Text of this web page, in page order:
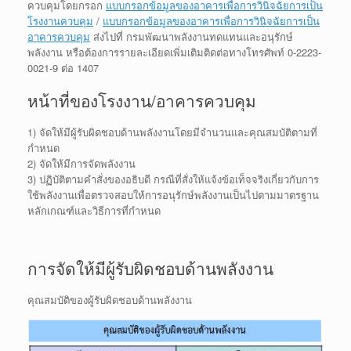
ควบคุมโดยกรอก แบบกรอกข้อมูลของอาคารเพื่อการวินิจฉัยการเป็น
โรงงานควบคุม / แบบกรอกข้อมูลของอาคารเพื่อการวินิจฉัยการเป็น
อาคารควบคุม ส่งไปที่ กรมพัฒนาพลังงานทดแทนและอนุรักษ์
พลังงาน หรือต้องการรายละเอียดเพิ่มเติมติดต่อทางโทรศัพท์ 0-2223-
0021-9 ต่อ 1407
หน้าที่ของโรงงาน/อาคารควบคุม
1) จัดให้มีผู้รับผิดชอบด้านพลังงานโดยมีจำนวนและคุณสมบัติตามที่
กำหนด
2) จัดให้มีการจัดพลังงาน
3) ปฏิบัติตามคำสั่งของอธิบดี กรณีที่สั่งให้แจ้งข้อเท็จจริงเกี่ยวกับการ
ใช้พลังงานเพื่อตรวจสอบให้การอนุรักษ์พลังงานเป็นไปตามมาตรฐาน
หลักเกณฑ์และวิธีการที่กำหนด
การจัดให้มีผู้รับผิดชอบด้านพลังงาน
คุณสมบัติของผู้รับผิดชอบด้านพลังงาน